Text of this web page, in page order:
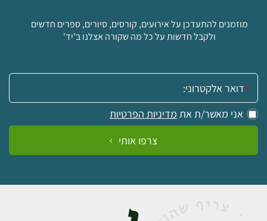
מוזמנים להתעדכן על אירועים, קורסים, סיורים, ספרים חדשים
ולקבל חדשות על כל מה שקורה אצלנו ב'יד'
אימייל:
אני מאשר/ת את מדיניות הפרטיות
צרפו אותי